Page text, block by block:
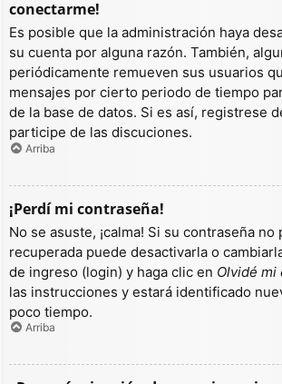
conectarme!
Es posible que la administración haya
su cuenta por alguna razón. También,
periódicamente remueven sus usuarios
mensajes por cierto periodo de tiempo
de la base de datos. Si es así, registrese
participe de las discuciones.
Arriba
¡Perdí mi contraseña!
No se asuste, ¡calma! Si su contraseña no
recuperada puede desactivarla o
de ingreso (login) y haga clic en Olvidé mi
las instrucciones y estará identificado
poco tiempo.
Arriba